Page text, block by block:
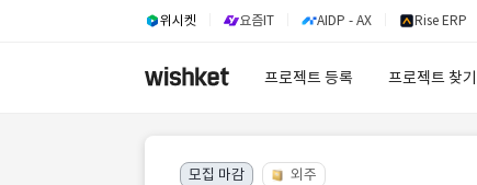
위시켓 요즘IT AIDP - AX Rise ERP
프로젝트 등록 프로젝트 찾기
모집 마감 외주